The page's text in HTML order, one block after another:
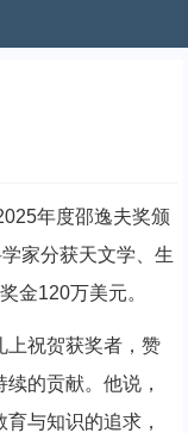
年度邵逸夫奖颁
家分获天文学、生
金120万美元。
祝贺获奖者，赞
的贡献。他说，
与知识的追求，